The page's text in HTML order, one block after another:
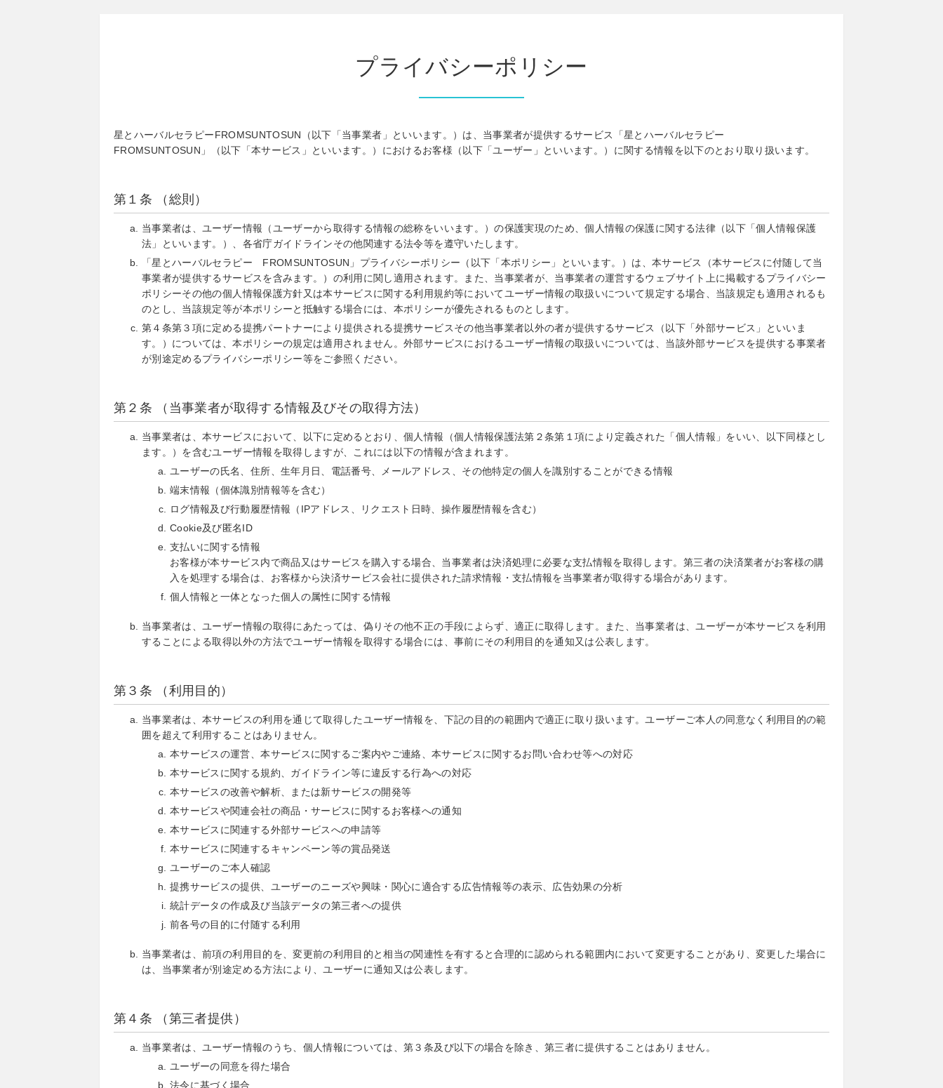
プライバシーポリシー
星とハーバルセラピーFROMSUNTOSUN（以下「当事業者」といいます。）は、当事業者が提供するサービス「星とハーバルセラピー
FROMSUNTOSUN」（以下「本サービス」といいます。）におけるお客様（以下「ユーザー」といいます。）に関する情報を以下のとおり取り扱います。
第１条 （総則）
当事業者は、ユーザー情報（ユーザーから取得する情報の総称をいいます。）の保護実現のため、個人情報の保護に関する法律（以下「個人情報保護
法」といいます。）、各省庁ガイドラインその他関連する法令等を遵守いたします。
「星とハーバルセラピー FROMSUNTOSUN」プライバシーポリシー（以下「本ポリシー」といいます。）は、本サービス（本サービスに付随して当
事業者が提供するサービスを含みます。）の利用に関し適用されます。また、当事業者が、当事業者の運営するウェブサイト上に掲載するプライバシー
ポリシーその他の個人情報保護方針又は本サービスに関する利用規約等においてユーザー情報の取扱いについて規定する場合、当該規定も適用されるも
のとし、当該規定等が本ポリシーと抵触する場合には、本ポリシーが優先されるものとします。
第４条第３項に定める提携パートナーにより提供される提携サービスその他当事業者以外の者が提供するサービス（以下「外部サービス」といいま
す。）については、本ポリシーの規定は適用されません。外部サービスにおけるユーザー情報の取扱いについては、当該外部サービスを提供する事業者
が別途定めるプライバシーポリシー等をご参照ください。
第２条 （当事業者が取得する情報及びその取得方法）
当事業者は、本サービスにおいて、以下に定めるとおり、個人情報（個人情報保護法第２条第１項により定義された「個人情報」をいい、以下同様とし
ます。）を含むユーザー情報を取得しますが、これには以下の情報が含まれます。
ユーザーの氏名、住所、生年月日、電話番号、メールアドレス、その他特定の個人を識別することができる情報
端末情報（個体識別情報等を含む）
ログ情報及び行動履歴情報（IPアドレス、リクエスト日時、操作履歴情報を含む）
Cookie及び匿名ID
支払いに関する情報
お客様が本サービス内で商品又はサービスを購入する場合、当事業者は決済処理に必要な支払情報を取得します。第三者の決済業者がお客様の購
入を処理する場合は、お客様から決済サービス会社に提供された請求情報・支払情報を当事業者が取得する場合があります。
個人情報と一体となった個人の属性に関する情報
当事業者は、ユーザー情報の取得にあたっては、偽りその他不正の手段によらず、適正に取得します。また、当事業者は、ユーザーが本サービスを利用
することによる取得以外の方法でユーザー情報を取得する場合には、事前にその利用目的を通知又は公表します。
第３条 （利用目的）
当事業者は、本サービスの利用を通じて取得したユーザー情報を、下記の目的の範囲内で適正に取り扱います。ユーザーご本人の同意なく利用目的の範
囲を超えて利用することはありません。
本サービスの運営、本サービスに関するご案内やご連絡、本サービスに関するお問い合わせ等への対応
本サービスに関する規約、ガイドライン等に違反する行為への対応
本サービスの改善や解析、または新サービスの開発等
本サービスや関連会社の商品・サービスに関するお客様への通知
本サービスに関連する外部サービスへの申請等
本サービスに関連するキャンペーン等の賞品発送
ユーザーのご本人確認
提携サービスの提供、ユーザーのニーズや興味・関心に適合する広告情報等の表示、広告効果の分析
統計データの作成及び当該データの第三者への提供
前各号の目的に付随する利用
当事業者は、前項の利用目的を、変更前の利用目的と相当の関連性を有すると合理的に認められる範囲内において変更することがあり、変更した場合に
は、当事業者が別途定める方法により、ユーザーに通知又は公表します。
第４条 （第三者提供）
当事業者は、ユーザー情報のうち、個人情報については、第３条及び以下の場合を除き、第三者に提供することはありません。
ユーザーの同意を得た場合
法令に基づく場合